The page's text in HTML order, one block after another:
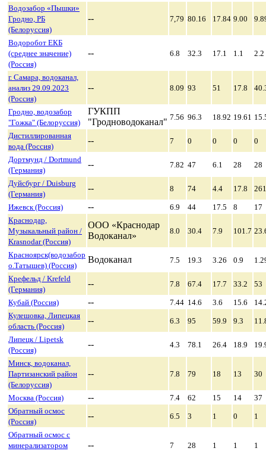
Водозабор «Пышки»
Гродно, РБ
(Белоруссия)
-- 7,79 80.16 17.84 9.00
Водоробот ЕКБ
(среднее значение)
(Россия)
-- 6.8 32.3 17.1 1.1 2.2
г. Самара, водоканал,
анализ 29.09.2023
(Россия)
-- 8.09 93 51 17.8
Гродно, водозабор
"Гожка" (Белоруссия)
ГУКПП
"Гродноводоканал" 7.56 96.3 18.92 19.61
Дистиллированная
вода (Россия)
-- 7 0 0 0 0
Дортмунд / Dortmund
(Германия)
-- 7.82 47 6.1 28 28
Дуйсбург / Duisburg
(Германия)
-- 8 74 4.4 17.8 261
Ижевск (Россия) -- 6.9 44 17.5 8
17
Краснодар,
Музыкальный район /
Krasnodar (Россия)
ООО «Краснодар
Водоканал»
8.0 30.4 7.9 101.7
Красноярск(водозабор
о.Татышев) (Россия)
Водоканал 7.5 19.3 3.26 0.9
Крефельд / Krefeld
(Германия)
-- 7.8 67.4 17.7 33.2 53
Кубай (Россия) -- 7.44 14.6 3.6 15.6
Кулешовка, Липецкая
область (Россия)
-- 6.3 95 59.9 9.3
Липецк / Lipetsk
(Россия)
-- 4.3 78.1 26.4 18.9
Минск, водоканал,
Партизанский район
(Белоруссия)
-- 7.8 79 18 13 30
Москва (Россия) -- 7.4 62 15 14
37
Обратный осмос
(Россия)
-- 6.5 3 1 0 1
Обратный осмос с
минерализатором
-- 7 28 1 1 1